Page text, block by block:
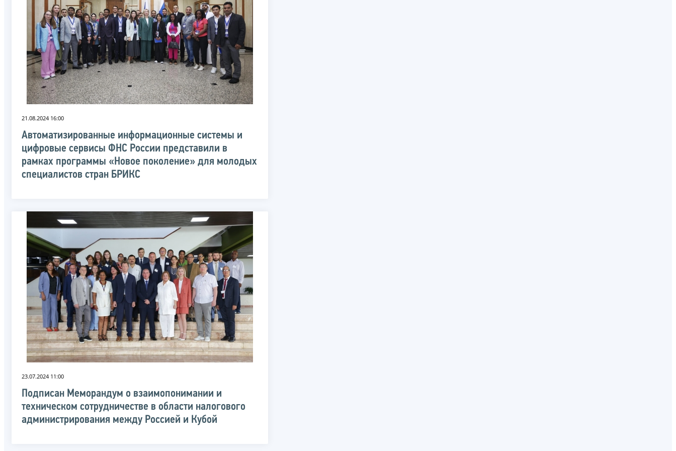
21.08.2024 16:00
Автоматизированные информационные системы и
цифровые сервисы ФНС России представили в
рамках программы «Новое поколение» для молодых
специалистов стран БРИКС
23.07.2024 11:00
Подписан Меморандум о взаимопонимании и
техническом сотрудничестве в области налогового
администрирования между Россией и Кубой